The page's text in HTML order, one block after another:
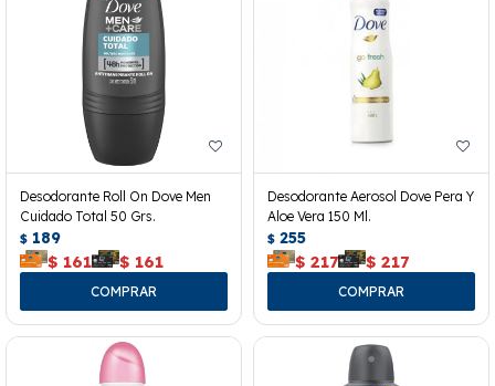
Desodorante Roll On Dove Men
Cuidado Total 50 Grs.
$ 189
$ 161 $ 161
Desodorante Aerosol Dove Pera Y
Aloe Vera 150 Ml.
$ 255
$ 217 $ 217